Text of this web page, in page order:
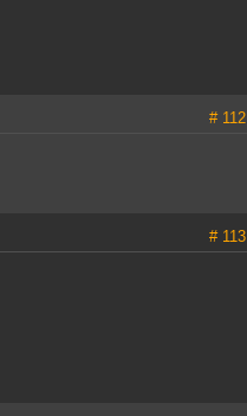
# 112
# 113